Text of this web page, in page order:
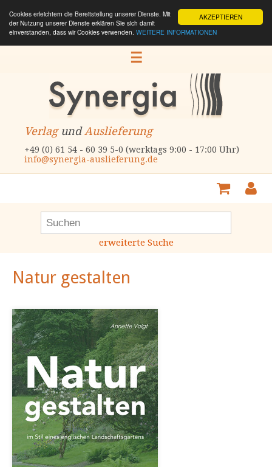
AKZEPTIEREN
Cookies erleichtern die Bereitstellung unserer Dienste. Mit
der Nutzung unserer Dienste erklären Sie sich damit
einverstanden, dass wir Cookies verwenden. WEITERE INFORMATIONEN
☰
VerlagundAuslieferung
+49 (0) 61 54 - 60 39 5-0 (werktags 9:00 - 17:00 Uhr)
info@synergia-auslieferung.de
erweiterte Suche
Natur gestalten